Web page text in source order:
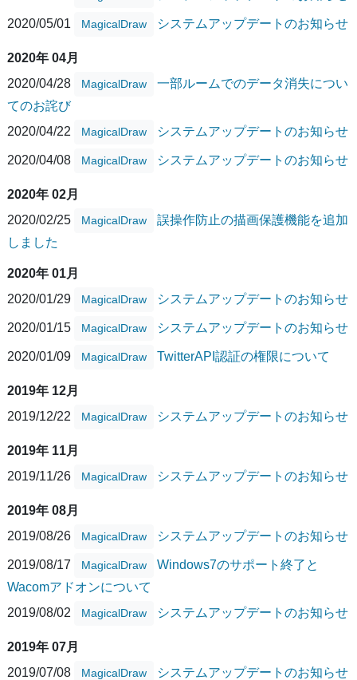
2020/05/01 MagicalDraw システムアップデートのお知らせ
2020年 04月
2020/04/28
MagicalDraw
一部ルームでのデータ消失につい
てのお詫び
2020/04/22
MagicalDraw システムアップデートのお知らせ
2020/04/08 MagicalDraw システムアップデートのお知らせ
2020年 02月
2020/02/25
MagicalDraw
誤操作防止の描画保護機能を追加
しました
2020年 01月
2020/01/29
MagicalDraw システムアップデートのお知らせ
2020/01/15 MagicalDraw システムアップデートのお知らせ
2020/01/09 MagicalDraw TwitterAPI認証の権限について
2019年 12月
2019/12/22
MagicalDraw システムアップデートのお知らせ
2019年 11月
2019/11/26
MagicalDraw システムアップデートのお知らせ
2019年 08月
2019/08/26
MagicalDraw システムアップデートのお知らせ
2019/08/17 MagicalDraw
Windows7のサポート終了と
Wacomアドオンについて
2019/08/02
MagicalDraw システムアップデートのお知らせ
2019年 07月
2019/07/08
MagicalDraw システムアップデートのお知らせ